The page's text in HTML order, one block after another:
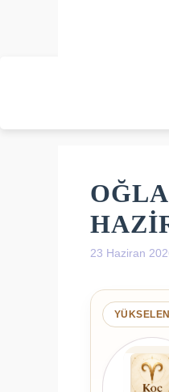
23 Haziran